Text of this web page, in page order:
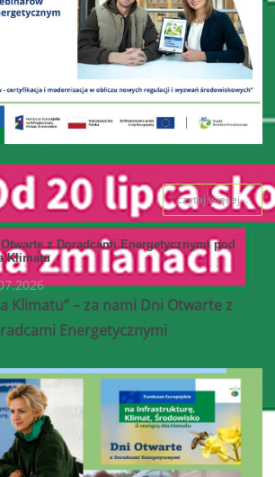
czytaj więcej...
z Doradcami Energetycznymi pod
Klimatu
Klimatu” – za nami Dni Otwarte z
Energetycznymi